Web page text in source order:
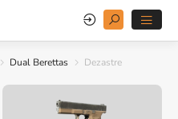
Dual Berettas Dezastre